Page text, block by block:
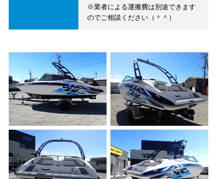
※業者による運搬費は別途できます
のでご相談ください（＾＾）